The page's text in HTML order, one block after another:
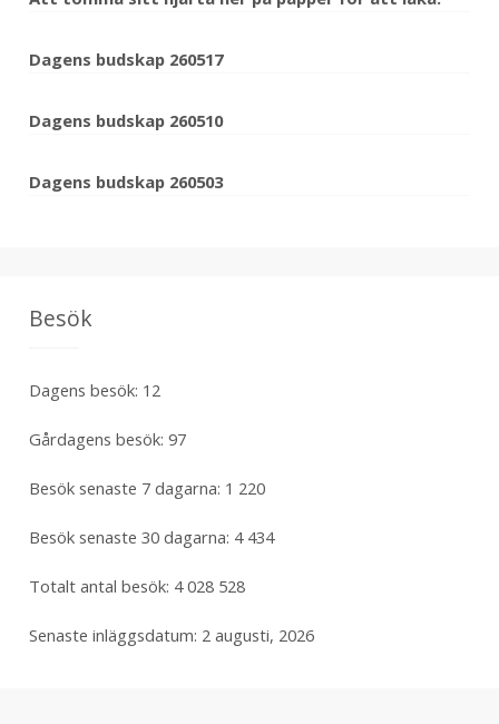
Dagens budskap 260517
Dagens budskap 260510
Dagens budskap 260503
Besök
Dagens besök: 12
Gårdagens besök: 97
Besök senaste 7 dagarna: 1 220
Besök senaste 30 dagarna: 4 434
Totalt antal besök: 4 028 528
Senaste inläggsdatum: 2 augusti, 2026